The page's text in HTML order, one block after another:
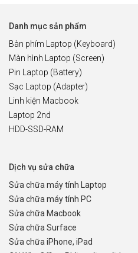
Danh mục sản phẩm
Bàn phím Laptop (Keyboard)
Màn hình Laptop (Screen)
Pin Laptop (Battery)
Sạc Laptop (Adapter)
Linh kiện Macbook
Laptop 2nd
HDD-SSD-RAM
Dịch vụ sửa chữa
Sửa chữa máy tính Laptop
Sửa chữa máy tính PC
Sửa chữa Macbook
Sửa chữa Surface
Sửa chữa iPhone, iPad